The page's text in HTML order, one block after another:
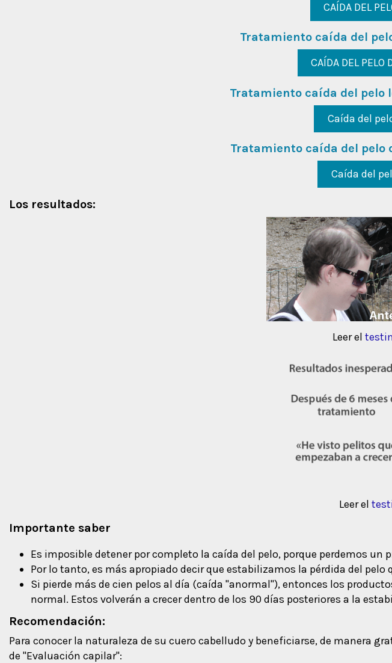
CAÍDA DEL
Tratamiento caída del
CAÍDA DEL PELO
Tratamiento caída del pelo
Caída del
Tratamiento caída del
Caída del
Los resultados:
Leer el
Leer el
Importante saber
Es imposible detener por completo la caída del pelo, porque perdemos un
Por lo tanto, es más apropiado decir que estabilizamos la pérdida del pelo
Si pierde más de cien pelos al día (caída "anormal"), entonces los
normal. Estos volverán a crecer dentro de los 90 días posteriores a la
Recomendación:
Para conocer la naturaleza de su cuero cabelludo y beneficiarse, de manera
de "Evaluación capilar":